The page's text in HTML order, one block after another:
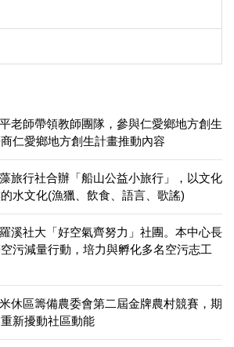
老師帶領教師團隊，參與仁愛鄉地方創生
仁愛鄉地方創生計畫推動內容
旅行社合辦「船山公益小旅行」，以文化
水文化(漁獵、飲食、語言、歌謠)
溪社大「好空氣齊努力」社團。本中心長
污減量行動，培力與孵化多名空污志工
休區籌備農委會第二屆金牌農村競賽，期
新擾動社區動能